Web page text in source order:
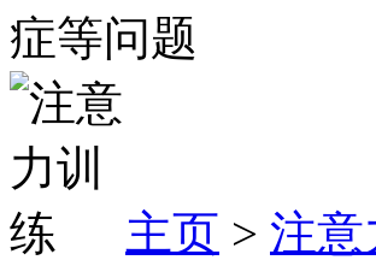
主页 > 注意